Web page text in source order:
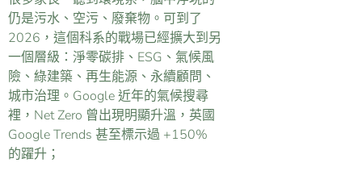
仍是污水、空污、廢棄物。可到了
2026，這個科系的戰場已經擴大到另
一個層級：淨零碳排、ESG、氣候風
險、綠建築、再生能源、永續顧問、
城市治理。Google 近年的氣候搜尋
裡，Net Zero 曾出現明顯升溫，英國
Google Trends 甚至標示過 +150%
的躍升；